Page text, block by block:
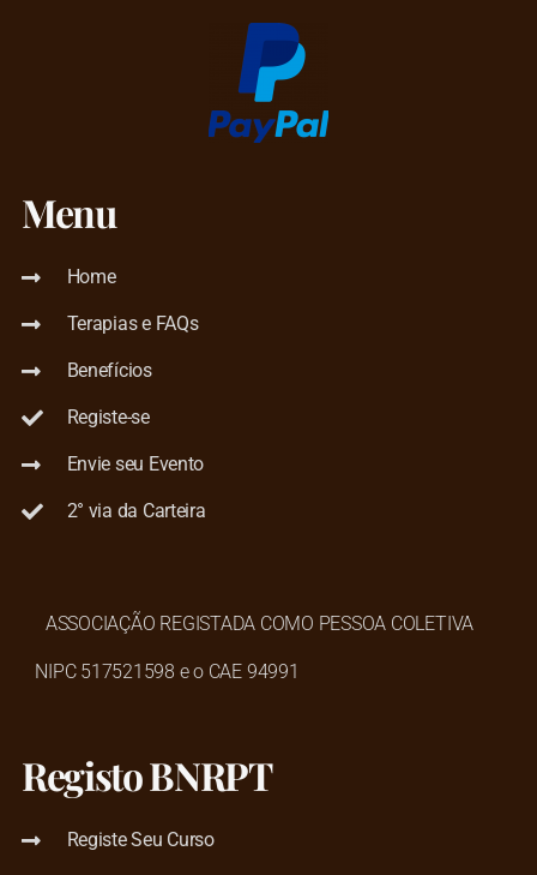
Menu
Home
Terapias e FAQs
Benefícios
Registe-se
Envie seu Evento
2° via da Carteira
ASSOCIAÇÃO REGISTADA COMO PESSOA COLETIVA
NIPC 517521598 e o CAE 94991
Registo BNRPT
Registe Seu Curso